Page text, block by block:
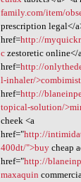
family.com/item/
prescription legal</
href=http://
czestoretic online</
href=http://
l-inhaler/>combimist
href=http://
topical-solution/
cheek <a
href="http://
400dt/">buycheap
href="http://
maxaquin